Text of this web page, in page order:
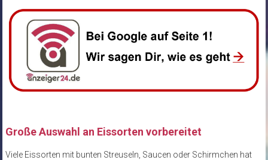
Große Auswahl an Eissorten vorbereitet
Viele Eissorten mit bunten Streuseln, Saucen oder Schirmchen hat